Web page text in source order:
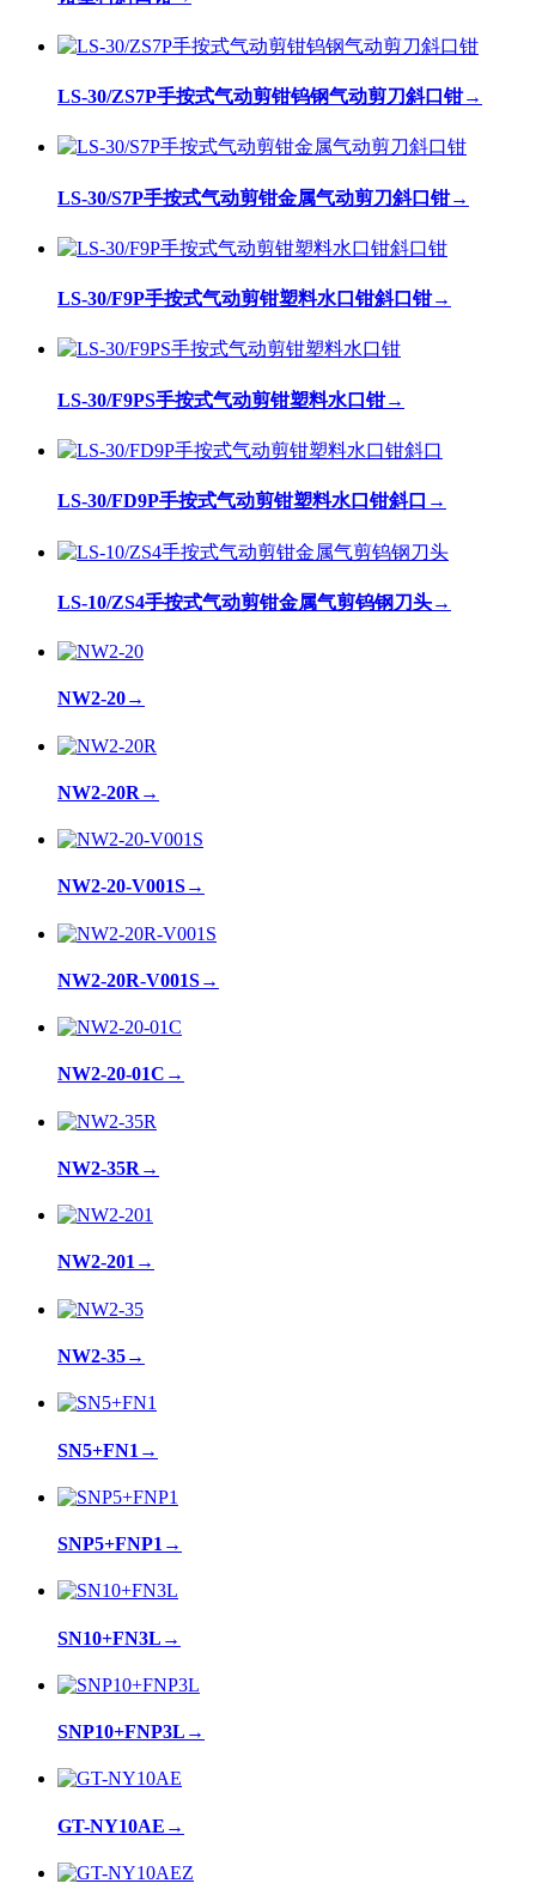
LS-30/ZS7P手按式气动剪钳钨钢气动剪刀斜口钳→
LS-30/S7P手按式气动剪钳金属气动剪刀斜口钳→
LS-30/F9P手按式气动剪钳塑料水口钳斜口钳→
LS-30/F9PS手按式气动剪钳塑料水口钳→
LS-30/FD9P手按式气动剪钳塑料水口钳斜口 →
LS-10/ZS4手按式气动剪钳金属气剪钨钢刀头→
NW2-20→
NW2-20R →
NW2-20-V001S→
NW2-20R-V001S→
NW2-20-01C →
NW2-35R →
NW2-201→
NW2-35→
SN5+FN1 →
SNP5+FNP1 →
SN10+FN3L →
SNP10+FNP3L →
GT-NY10AE →